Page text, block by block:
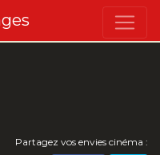
Partagez vos envies cinéma :